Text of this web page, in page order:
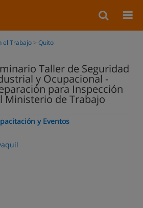
el Trabajo Quito
Taller de Seguridad
y Ocupacional -
para Inspección
Ministerio de Trabajo
y Eventos